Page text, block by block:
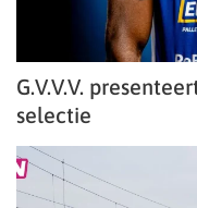
G.V.V.V.
selectie